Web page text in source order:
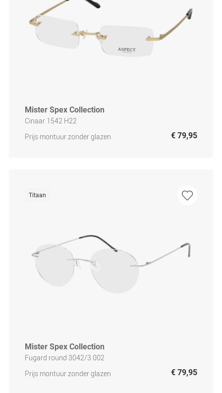
Mister Spex Collection
Cinaar 1542 H22
Prijs montuur zonder glazen
€ 79,95
Titaan
Mister Spex Collection
Fugard round 3042/3 002
Prijs montuur zonder glazen
€ 79,95